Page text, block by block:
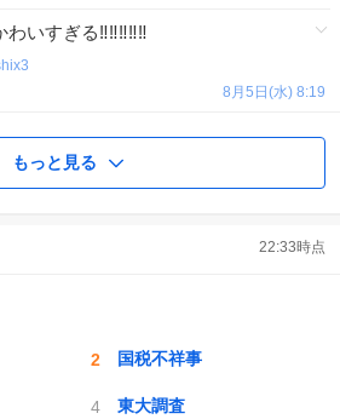
わいすぎる‼️‼️‼️‼️‼️
8月5日(水) 8:19
もっと見る
22:33時点
国税不祥事
東大調査